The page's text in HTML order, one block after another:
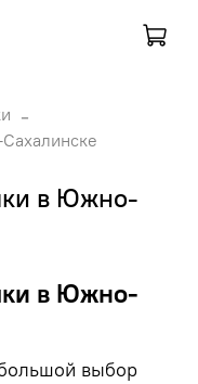
в Южно-
в Южно-
выбор